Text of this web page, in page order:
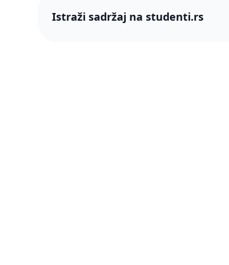
Istraži sadržaj na studenti.rs